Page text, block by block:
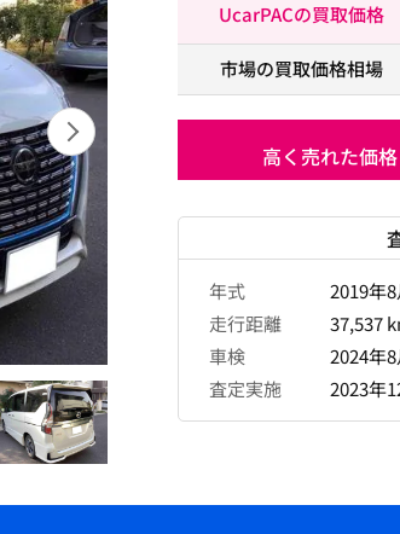
UcarPACの買取価格
市場の買取価格相場
高く売れた価格
年式
2019年
走行距離
37,537
車検
2024年8
査定実施
2023年